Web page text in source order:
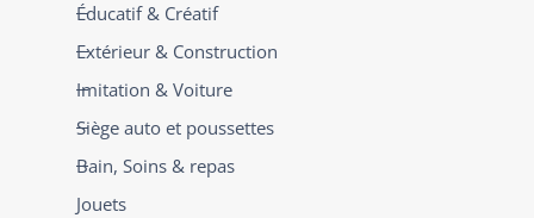
Éducatif & Créatif
Extérieur & Construction
Imitation & Voiture
Siège auto et poussettes
Bain, Soins & repas
Jouets